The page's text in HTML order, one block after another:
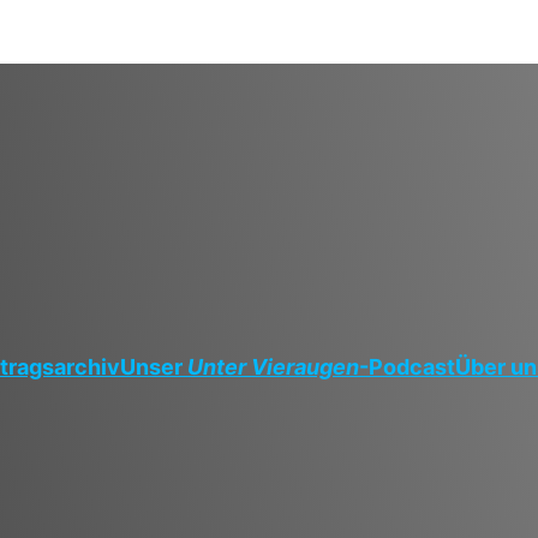
Unser Unter Vieraugen-PodcastÜber